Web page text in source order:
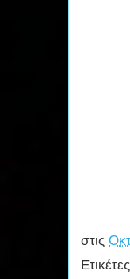
στις
Ετικέτες